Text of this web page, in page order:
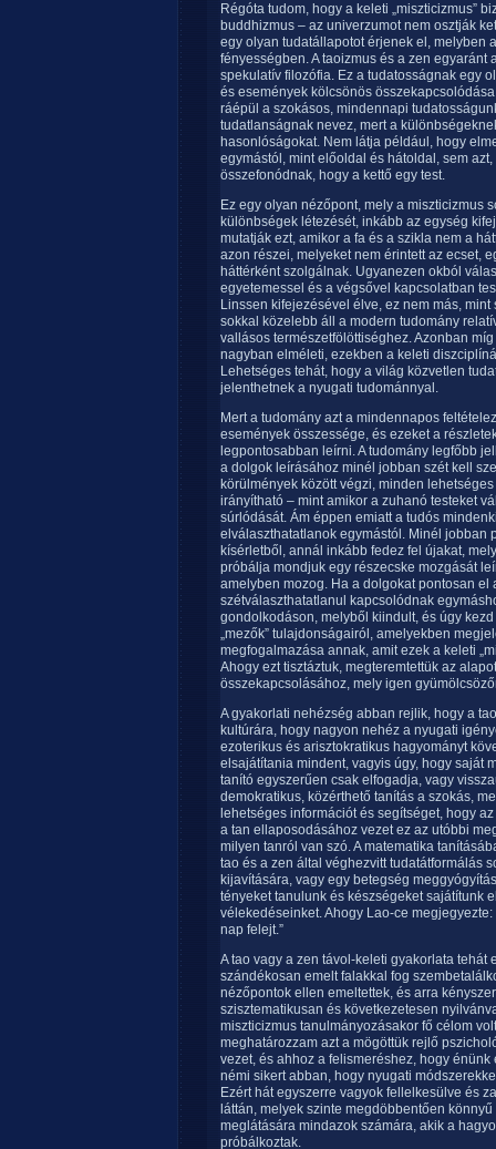
Régóta tudom, hogy a keleti „miszticizmus”
buddhizmus – az univerzumot nem osztják
egy olyan tudatállapotot érjenek el, melyben
fényességben. A taoizmus és a zen
spekulatív filozófia. Ez a tudatosságnak egy
és események kölcsönös
ráépül a szokásos, mindennapi
tudatlanságnak nevez, mert a
hasonlóságokat. Nem látja például, hogy
egymástól, mint előoldal és hátoldal, sem
összefonódnak, hogy a kettő egy test.
Ez egy olyan nézőpont, mely a miszticizmus
különbségek létezését, inkább az egység
mutatják ezt, amikor a fa és a szikla nem a
azon részei, melyeket nem érintett az ecset,
háttérként szolgálnak. Ugyanezen okból
egyetemessel és a végsővel kapcsolatban
Linssen kifejezésével élve, ez nem más,
sokkal közelebb áll a modern tudomány
vallásos természetfölöttiséghez. Azonban
nagyban elméleti, ezekben a keleti
Lehetséges tehát, hogy a világ közvetlen
jelenthetnek a nyugati tudománnyal.
Mert a tudomány azt a mindennapos
események összessége, és ezeket a
legpontosabban leírni. A tudomány legfőbb
a dolgok leírásához minél jobban szét kell
körülmények között végzi, minden
irányítható – mint amikor a zuhanó testeket
súrlódását. Ám éppen emiatt a tudós
elválaszthatatlanok egymástól. Minél jobban
kísérletből, annál inkább fedez fel újakat,
próbálja mondjuk egy részecske mozgását
amelyben mozog. Ha a dolgokat pontosan
szétválaszthatatlanul kapcsolódnak
gondolkodáson, melyből kiindult, és úgy
„mezők” tulajdonságairól, amelyekben
megfogalmazása annak, amit ezek a keleti
Ahogy ezt tisztáztuk, megteremtettük az
összekapcsolásához, mely igen
A gyakorlati nehézség abban rejlik, hogy a
kultúrára, hogy nagyon nehéz a nyugati
ezoterikus és arisztokratikus hagyományt
elsajátítania mindent, vagyis úgy, hogy saját
tanító egyszerűen csak elfogadja, vagy
demokratikus, közérthető tanítás a szokás,
lehetséges információt és segítséget, hogy
a tan ellaposodásához vezet ez az utóbbi
milyen tanról van szó. A matematika
tao és a zen által véghezvitt tudatátformálás
kijavítására, vagy egy betegség
tényeket tanulunk és készségeket sajátítunk
vélekedéseinket. Ahogy Lao-ce
nap felejt.”
A tao vagy a zen távol-keleti gyakorlata
szándékosan emelt falakkal fog
nézőpontok ellen emeltettek, és arra
szisztematikusan és következetesen
miszticizmus tanulmányozásakor fő célom
meghatározzam azt a mögöttük rejlő
vezet, és ahhoz a felismeréshez, hogy
némi sikert abban, hogy nyugati
Ezért hát egyszerre vagyok fellelkesülve és
láttán, melyek szinte megdöbbentően
meglátására mindazok számára, akik a
próbálkoztak.